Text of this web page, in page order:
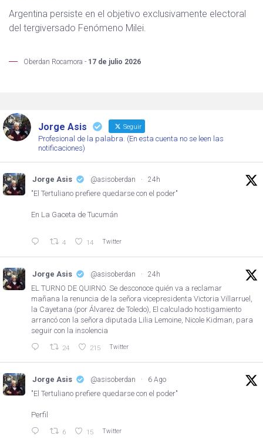
Argentina persiste en el objetivo exclusivamente electoral
del tergiversado Fenómeno Milei.
Oberdan Rocamora - 17 de julio 2026
Jorge Asis Seguir
Profesional de la palabra. (En esta cuenta no se leen las
notificaciones)
Jorge Asis @asisoberdan · 24h
"El Tertuliano prefiere quedarse con el poder"
En La Gaceta de Tucumán
4 14 Twitter
Jorge Asis @asisoberdan · 24h
EL TURNO DE QUIRNO. Se desconoce quién va a reclamar
mañana la renuncia de la señora vicepresidenta Victoria Villarruel,
la Cayetana (por Álvarez de Toledo), El calculado hostigamiento
arrancó con la señora diputada Lilia Lemoine, Nicole Kidman, para
seguir con la insolencia
24 215 Twitter
Jorge Asis @asisoberdan · 6 Ago
"El Tertuliano prefiere quedarse con el poder"
Perfil
6 15 Twitter